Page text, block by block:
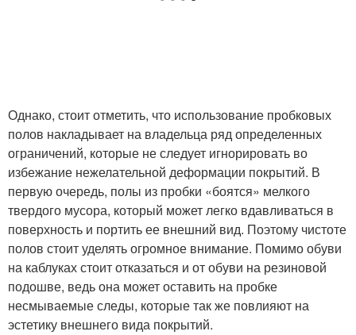
Однако, стоит отметить, что использование пробковых
полов накладывает на владельца ряд определенных
ограничений, которые не следует игнорировать во
избежание нежелательной деформации покрытий. В
первую очередь, полы из пробки «боятся» мелкого
твердого мусора, который может легко вдавливаться в
поверхность и портить ее внешний вид. Поэтому чистоте
полов стоит уделять огромное внимание. Помимо обуви
на каблуках стоит отказаться и от обуви на резиновой
подошве, ведь она может оставить на пробке
несмываемые следы, которые так же повлияют на
эстетику внешнего вида покрытий.